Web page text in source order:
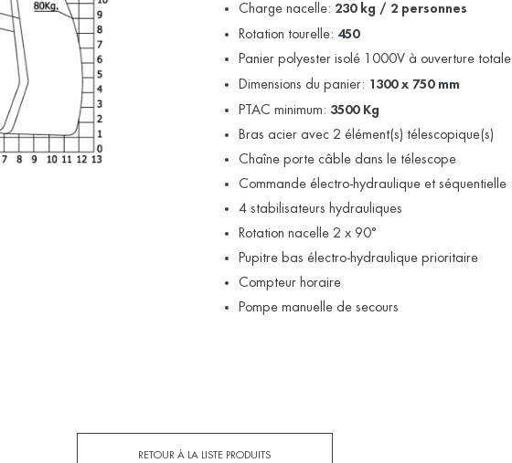
Charge nacelle: 230 kg / 2 personnes
Rotation tourelle: 450
Panier polyester isolé 1000V à ouverture totale
Dimensions du panier: 1300 x 750 mm
PTAC minimum: 3500 Kg
Bras acier avec 2 élément(s) télescopique(s)
Chaîne porte câble dans le télescope
Commande électro-hydraulique et séquentielle
4 stabilisateurs hydrauliques
Rotation nacelle 2 x 90°
Pupitre bas électro-hydraulique prioritaire
Compteur horaire
Pompe manuelle de secours
RETOUR À LA LISTE PRODUITS